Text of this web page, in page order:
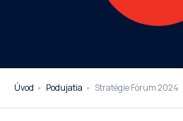
Úvod Podujatia Stratégie Fórum 2024